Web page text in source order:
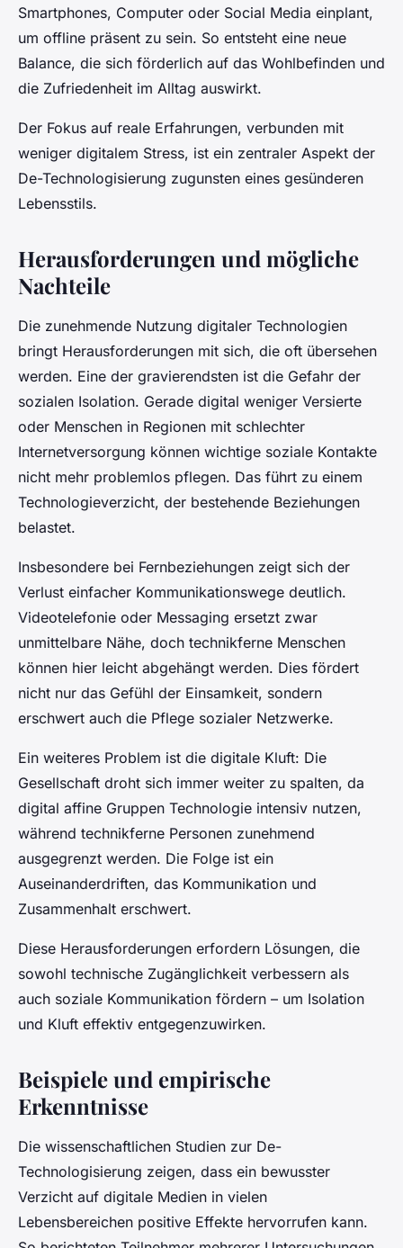
Smartphones, Computer oder Social Media einplant,
um offline präsent zu sein. So entsteht eine neue
Balance, die sich förderlich auf das Wohlbefinden und
die Zufriedenheit im Alltag auswirkt.
Der Fokus auf reale Erfahrungen, verbunden mit
weniger digitalem Stress, ist ein zentraler Aspekt der
De-Technologisierung zugunsten eines gesünderen
Lebensstils.
Herausforderungen und mögliche
Nachteile
Die zunehmende Nutzung digitaler Technologien
bringt Herausforderungen mit sich, die oft übersehen
werden. Eine der gravierendsten ist die Gefahr der
sozialen Isolation. Gerade digital weniger Versierte
oder Menschen in Regionen mit schlechter
Internetversorgung können wichtige soziale Kontakte
nicht mehr problemlos pflegen. Das führt zu einem
Technologieverzicht, der bestehende Beziehungen
belastet.
Insbesondere bei Fernbeziehungen zeigt sich der
Verlust einfacher Kommunikationswege deutlich.
Videotelefonie oder Messaging ersetzt zwar
unmittelbare Nähe, doch technikferne Menschen
können hier leicht abgehängt werden. Dies fördert
nicht nur das Gefühl der Einsamkeit, sondern
erschwert auch die Pflege sozialer Netzwerke.
Ein weiteres Problem ist die digitale Kluft: Die
Gesellschaft droht sich immer weiter zu spalten, da
digital affine Gruppen Technologie intensiv nutzen,
während technikferne Personen zunehmend
ausgegrenzt werden. Die Folge ist ein
Auseinanderdriften, das Kommunikation und
Zusammenhalt erschwert.
Diese Herausforderungen erfordern Lösungen, die
sowohl technische Zugänglichkeit verbessern als
auch soziale Kommunikation fördern – um Isolation
und Kluft effektiv entgegenzuwirken.
Beispiele und empirische
Erkenntnisse
Die wissenschaftlichen Studien zur De-
Technologisierung zeigen, dass ein bewusster
Verzicht auf digitale Medien in vielen
Lebensbereichen positive Effekte hervorrufen kann.